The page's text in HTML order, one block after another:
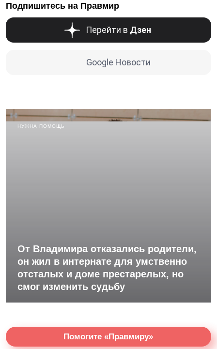
Подпишитесь на Правмир
Перейти в Дзен
Google Новости
НУЖНА ПОМОЩЬ
От Владимира отказались родители,
он жил в интернате для умственно
отсталых и доме престарелых, но
смог изменить судьбу
Помогите «Правмиру»